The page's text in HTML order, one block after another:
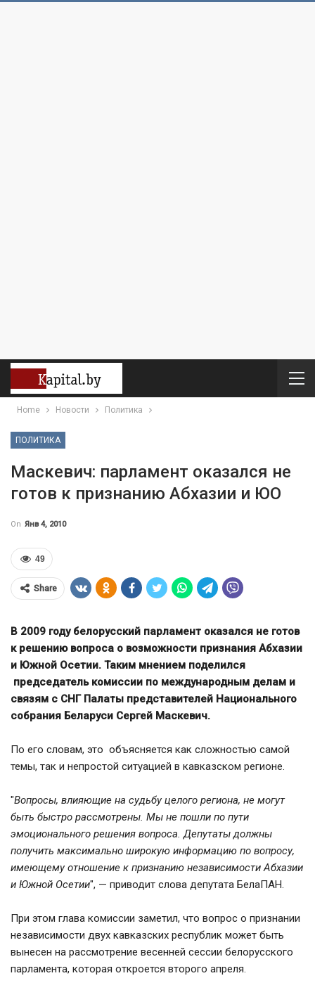
Home Новости Политика
ПОЛИТИКА
Маскевич: парламент оказался не
готов к признанию Абхазии и ЮО
On Янв 4, 2010
49
Share
В 2009 году белорусский парламент оказался не готов
к решению вопроса о возможности признания Абхазии
и Южной Осетии. Таким мнением поделился
председатель комиссии по международным делам и
связям с СНГ Палаты представителей Национального
собрания Беларуси Сергей Маскевич.
По его словам, это объясняется как сложностью самой
темы, так и непростой ситуацией в кавказском регионе.
"Вопросы, влияющие на судьбу целого региона, не могут
быть быстро рассмотрены. Мы не пошли по пути
эмоционального решения вопроса. Депутаты должны
получить максимально широкую информацию по вопросу,
имеющему отношение к признанию независимости Абхазии
и Южной Осетии", — приводит слова депутата БелаПАН.
При этом глава комиссии заметил, что вопрос о признании
независимости двух кавказских республик может быть
вынесен на рассмотрение весенней сессии белорусского
парламента, которая откроется второго апреля.